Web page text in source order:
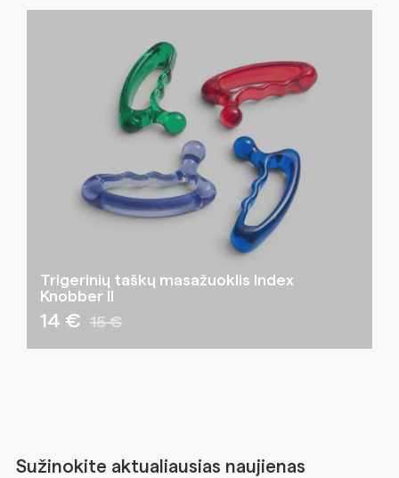
Trigerinių taškų masažuoklis Index
Knobber II
14 € 15 €
Sužinokite aktualiausias naujienas